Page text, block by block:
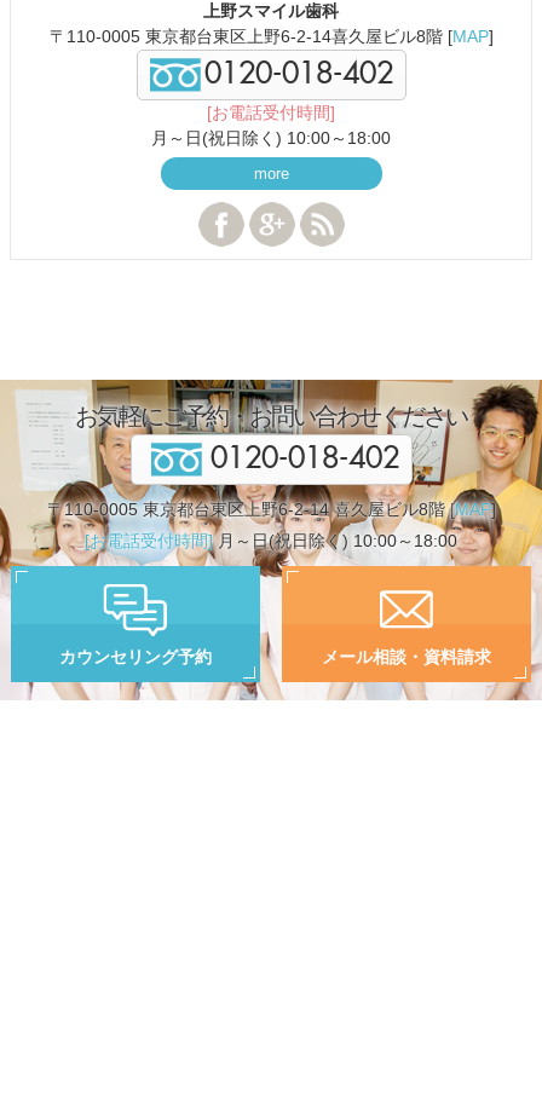
上野スマイル歯科
〒110-0005 東京都台東区上野6-2-14喜久屋ビル8階 [MAP]
0120-018-402
[お電話受付時間]
月～日(祝日除く) 10:00～18:00
more
お気軽にご予約・お問い合わせください
0120-018-402
〒110-0005 東京都台東区上野6-2-14 喜久屋ビル8階 [MAP]
[お電話受付時間]月～日(祝日除く) 10:00～18:00
カウンセリング予約 メール相談・資料請求